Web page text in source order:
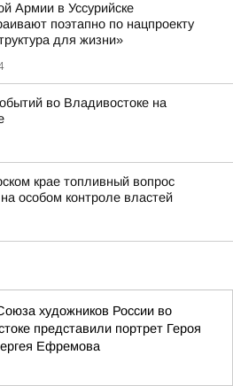
Армии в Уссурийске
поэтапно по нацпроекту
для жизни»
во Владивостоке на
крае топливный вопрос
особом контроле властей
художников России во
представили портрет Героя
Ефремова